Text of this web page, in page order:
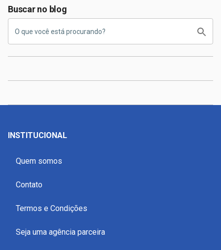
Buscar no blog
INSTITUCIONAL
Quem somos
Contato
Termos e Condições
Seja uma agência parceira